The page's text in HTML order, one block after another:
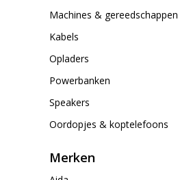
Machines & gereedschappen
Kabels
Opladers
Powerbanken
Speakers
Oordopjes & koptelefoons
Merken